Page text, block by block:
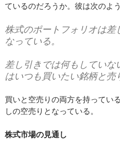
ているのだろうか。彼は次のよ
株式のポートフォリオは差
なっている。
差し引きでは何もしてい
はいつも買いたい銘柄と売
買いと空売りの両方を持ってい
しの空売りとなっている。
株式市場の見通し